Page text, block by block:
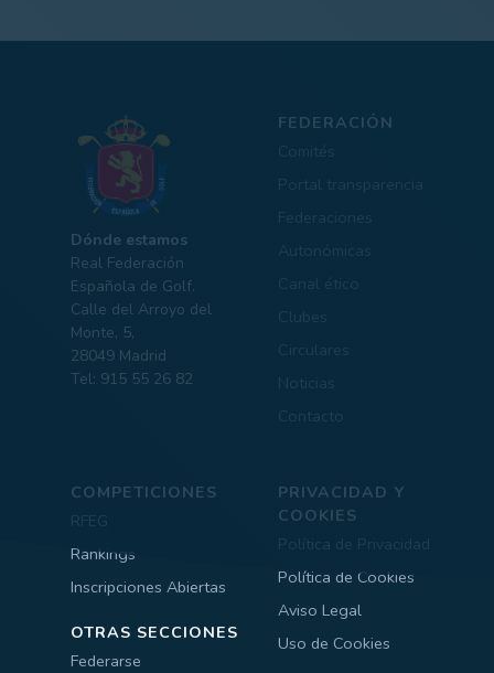
Dónde estamos
Real Federación
Española de Golf.
Calle del Arroyo del
Monte, 5,
28049 Madrid
Tel: 915 55 26 82
FEDERACIÓN
COMPETICIONES
RFEG
Rankings
Inscripciones Abiertas
OTRAS SECCIONES
Federarse
PRIVACIDAD Y
COOKIES
Política de Cookies
Aviso Legal
Uso de Cookies